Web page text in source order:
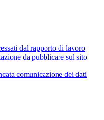
dal rapporto di lavoro
da pubblicare sul sito
comunicazione dei dati